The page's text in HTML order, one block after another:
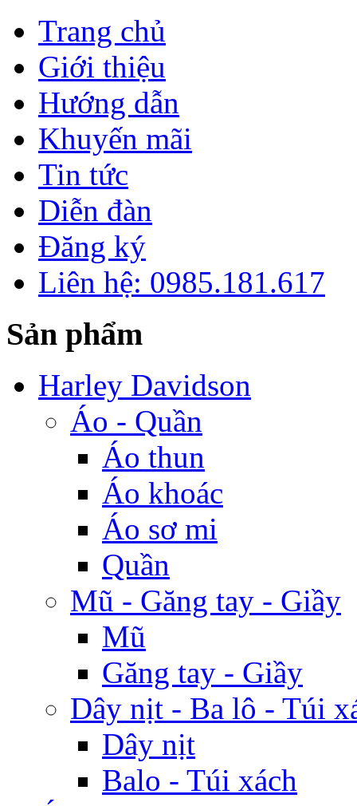
Trang chủ
Giới thiệu
Hướng dẫn
Khuyến mãi
Tin tức
Diễn đàn
Đăng ký
Liên hệ: 0985.181.617
Sản phẩm
Harley Davidson
Áo - Quần
Áo thun
Áo khoác
Áo sơ mi
Quần
Mũ - Găng tay - Giầy
Mũ
Găng tay - Giầy
Dây nịt - Ba lô - Túi
Dây nịt
Balo - Túi xách